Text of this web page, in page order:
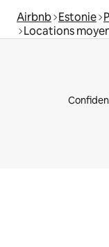
Airbnb Estonie
Locations